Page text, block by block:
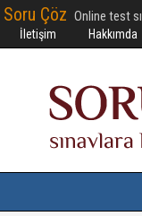
Soru Çöz Online test
İletişim Hakkımda